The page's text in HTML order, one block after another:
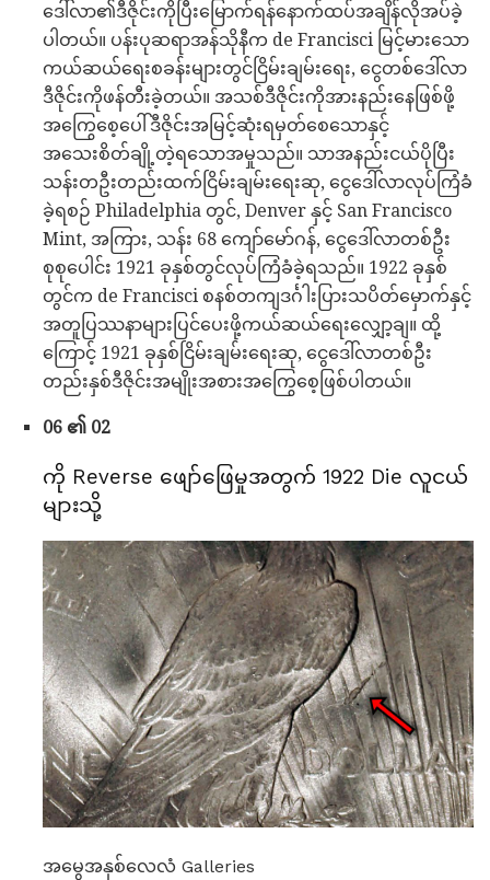
ဒေါ်လာ၏ဒီဇိုင်းကိုပြီးမြောက်ရန်နောက်ထပ်အချိန်လိုအပ်ခဲ့
ပါတယ်။ ပန်းပုဆရာအန်သိုနီက de Francisci မြင့်မားသော
ကယ်ဆယ်ရေးစခန်းများတွင်ငြိမ်းချမ်းရေး, ငွေတစ်ဒေါ်လာ
ဒီဇိုင်းကိုဖန်တီးခဲ့တယ်။ အသစ်ဒီဇိုင်းကိုအားနည်းနေဖြစ်ဖို့
အကြွေစေ့ပေါ်ဒီဇိုင်းအမြင့်ဆုံးရမှတ်စေသောနှင့်
အသေးစိတ်ချို့တဲ့ရသောအမှုသည်။ သာအနည်းငယ်ပိုပြီး
သန်းတဦးတည်းထက်ငြိမ်းချမ်းရေးဆု, ငွေဒေါ်လာလုပ်ကြံခံ
ခဲ့ရစဉ် Philadelphia တွင်, Denver နှင့် San Francisco
Mint, အကြား, သန်း 68 ကျော်မော်ဂန်, ငွေဒေါ်လာတစ်ဦး
စုစုပေါင်း 1921 ခုနှစ်တွင်လုပ်ကြံခံခဲ့ရသည်။ 1922 ခုနှစ်
တွင်က de Francisci စနစ်တကျဒင်္ဂါးပြားသပိတ်မှောက်နှင့်
အတူပြဿနာများပြင်ပေးဖို့ကယ်ဆယ်ရေးလျှော့ချ။ ထို့
ကြောင့် 1921 ခုနှစ်ငြိမ်းချမ်းရေးဆု, ငွေဒေါ်လာတစ်ဦး
တည်းနှစ်ဒီဇိုင်းအမျိုးအစားအကြွေစေ့ဖြစ်ပါတယ်။
06 ၏ 02
ကို Reverse ဖျော်ဖြေမှုအတွက် 1922 Die လူငယ်
များသို့
အမွေအနှစ်လေလံ Galleries